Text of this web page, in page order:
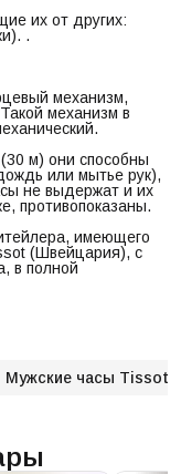
их от других:
.
механизм,
механизм в
м) они способны
или мытье рук),
не выдержат и их
противопоказаны.
имеющего
(Швейцария), с
в полной
Мужские часы Tissot